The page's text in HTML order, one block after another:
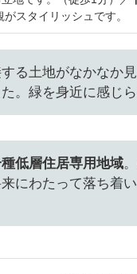
スタイリッシュです。
る土地がなかなか
。緑を身近に感じ
低層住居専用地域
にわたって落ち着